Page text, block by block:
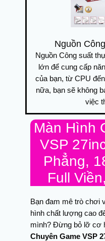
Nguồn
Nguồn Công suất
lớn để cung cấp
của bạn, từ CPU
nữa, bạn sẽ không
việc
Màn Hình
VSP
Phẳng,
Full
Bạn đam mê trò chơi
hình chất lượng cao
mình? Đừng bỏ lỡ cơ
Chuyên Game VSP